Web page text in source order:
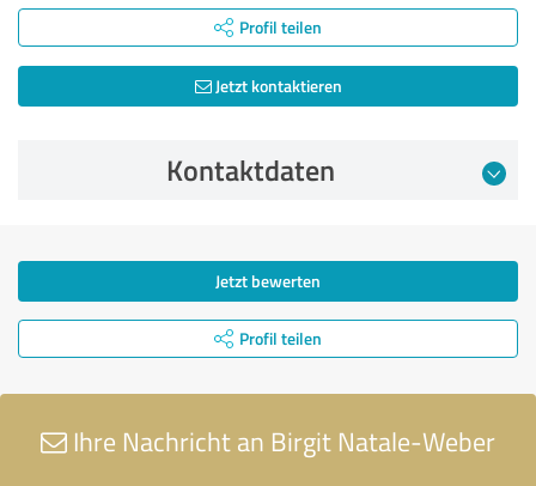
Profil teilen
Jetzt kontaktieren
Kontaktdaten
Jetzt bewerten
Profil teilen
Ihre Nachricht an Birgit Natale-Weber